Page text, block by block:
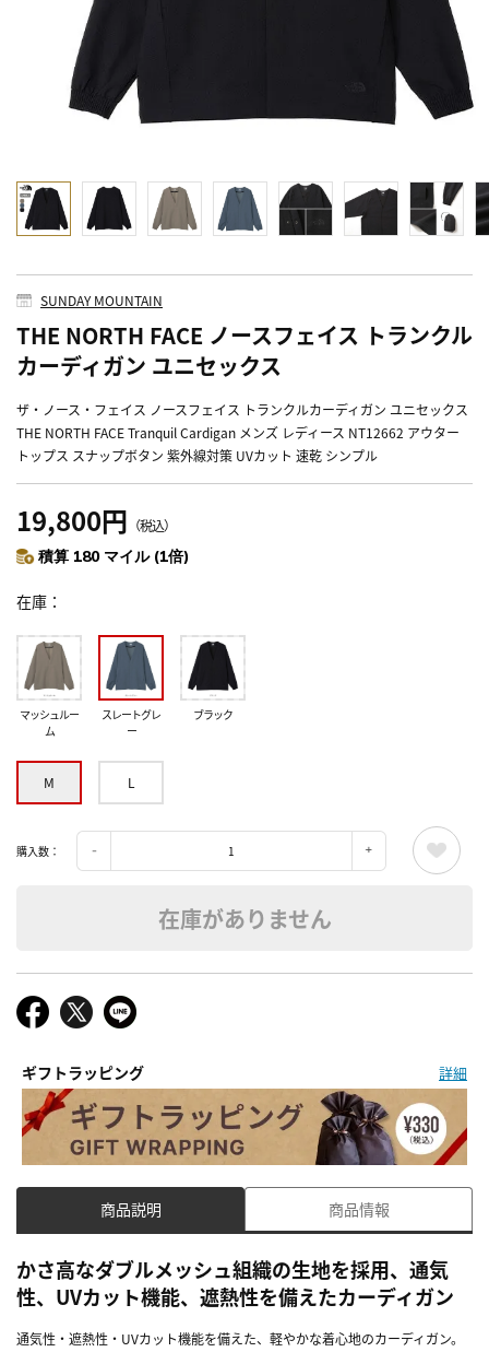
SUNDAY MOUNTAIN
THE NORTH FACE ノースフェイス トランクル
カーディガン ユニセックス
ザ・ノース・フェイス ノースフェイス トランクルカーディガン ユニセックス
THE NORTH FACE Tranquil Cardigan メンズ レディース NT12662 アウター
トップス スナップボタン 紫外線対策 UVカット 速乾 シンプル
19,800円 （税込）
積算 180 マイル (1倍)
在庫
マッシュルー
ム
スレートグレ
ー
ブラック
M L
購入数：
在庫がありません
ギフトラッピング 詳細
商品説明 商品情報
かさ高なダブルメッシュ組織の生地を採用、通気
性、UVカット機能、遮熱性を備えたカーディガン
通気性・遮熱性・UVカット機能を備えた、軽やかな着心地のカーディガン。